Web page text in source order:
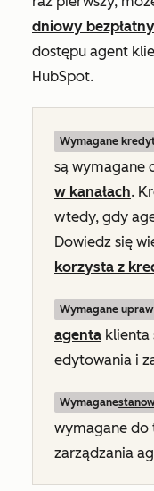
dniowy
dostępu agent
HubSpot.
Wymagane
są wymagane
w kanałach.
wtedy, gdy
Dowiedz się
korzysta z
Wymagane
agenta klienta
edytowania i
Wymagane
wymagane do
zarządzania